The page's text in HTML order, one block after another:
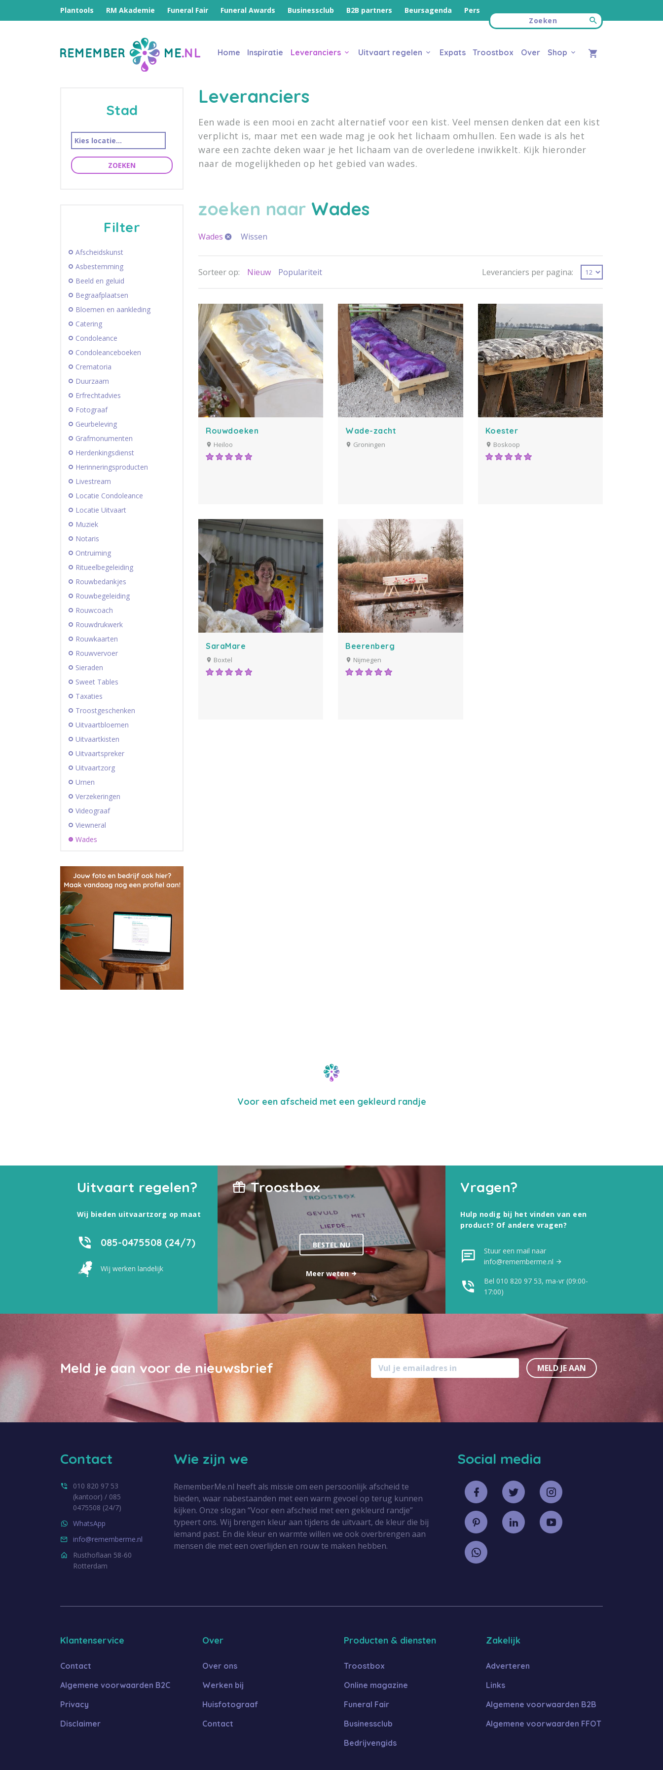
Plantools RM Akademie Funeral Fair Funeral Awards Businessclub B2B partners Beursagenda Pers
Home Inspiratie Leveranciers Uitvaart regelen Expats Troostbox Over Shop
Stad
ZOEKEN
Filter
Afscheidskunst
Asbestemming
Beeld en geluid
Begraafplaatsen
Bloemen en aankleding
Catering
Condoleance
Condoleanceboeken
Crematoria
Duurzaam
Erfrechtadvies
Fotograaf
Geurbeleving
Grafmonumenten
Herdenkingsdienst
Herinneringsproducten
Livestream
Locatie Condoleance
Locatie Uitvaart
Muziek
Notaris
Ontruiming
Ritueelbegeleiding
Rouwbedankjes
Rouwbegeleiding
Rouwcoach
Rouwdrukwerk
Rouwkaarten
Rouwvervoer
Sieraden
Sweet Tables
Taxaties
Troostgeschenken
Uitvaartbloemen
Uitvaartkisten
Uitvaartspreker
Uitvaartzorg
Urnen
Verzekeringen
Videograaf
Viewneral
Wades
Leveranciers
Een wade is een mooi en zacht alternatief voor een kist. Veel mensen denken dat een kist
verplicht is, maar met een wade mag je ook het lichaam omhullen. Een wade is als het
ware een zachte deken waar je het lichaam van de overledene inwikkelt. Kijk hieronder
naar de mogelijkheden op het gebied van wades.
zoeken naar Wades
Wades Wissen
Sorteer op: Nieuw Populariteit Leveranciers per pagina:
Rouwdoeken
Heiloo
Wade-zacht
Groningen
Koester
Boskoop
SaraMare
Boxtel
Beerenberg
Nijmegen
Voor een afscheid met een gekleurd randje
Uitvaart regelen?
Wij bieden uitvaartzorg op maat
085-0475508 (24/7)
Wij werken landelijk
Troostbox
BESTEL NU
Meer weten
Vragen?
Hulp nodig bij het vinden van een
product? Of andere vragen?
Stuur een mail naar
info@rememberme.nl
Bel 010 820 97 53, ma-vr (09:00-
17:00)
Meld je aan voor de nieuwsbrief MELD JE AAN
Contact
010 820 97 53
(kantoor) / 085
0475508 (24/7)
WhatsApp
info@rememberme.nl
Rusthoflaan 58-60
Rotterdam
Wie zijn we
RememberMe.nl heeft als missie om een persoonlijk afscheid te
bieden, waar nabestaanden met een warm gevoel op terug kunnen
kijken. Onze slogan “Voor een afscheid met een gekleurd randje”
typeert ons. Wij brengen kleur aan tijdens de uitvaart, de kleur die bij
iemand past. En die kleur en warmte willen we ook overbrengen aan
mensen die met een overlijden en rouw te maken hebben.
Social media
Klantenservice
Contact
Algemene voorwaarden B2C
Privacy
Disclaimer
Over
Over ons
Werken bij
Huisfotograaf
Contact
Producten & diensten
Troostbox
Online magazine
Funeral Fair
Businessclub
Bedrijvengids
Zakelijk
Adverteren
Links
Algemene voorwaarden B2B
Algemene voorwaarden FFOT